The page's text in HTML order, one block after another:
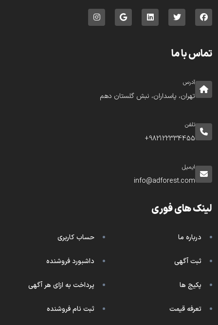
تماس با ما
آدرس
تهران، پاسداران، نبش گلستان دهم
تلفن
982122334455+
ایمیل
info@adforest.com
لینک های فوری
درباره ما
ثبت آگهی
پکیج ها
تعرفه قیمت
حساب کاربری
داشبورد فروشنده
پرداخت به ازای هر آگهی
ثبت نام فروشنده